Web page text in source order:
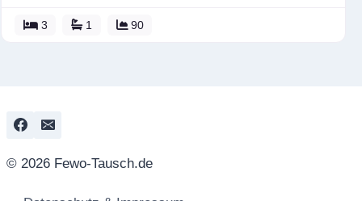
3 1 90
© 2026 Fewo-Tausch.de